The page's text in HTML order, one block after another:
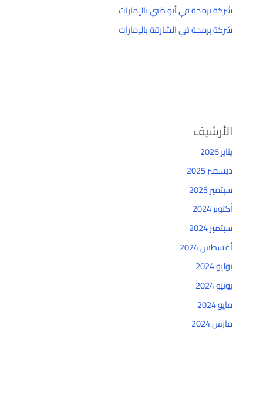
شركة برمجة في أبو ظبي بالإمارات
شركة برمجة في الشارقة بالإمارات
الأرشيف
يناير 2026
ديسمبر 2025
سبتمبر 2025
أكتوبر 2024
سبتمبر 2024
أغسطس 2024
يوليو 2024
يونيو 2024
مايو 2024
مارس 2024